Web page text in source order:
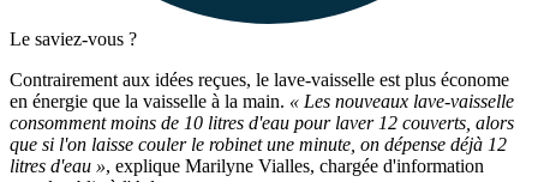
Le saviez-vous ?
Contrairement aux idées reçues, le lave-vaisselle est plus économe
en énergie que la vaisselle à la main. « Les nouveaux lave-vaisselle
consomment moins de 10 litres d'eau pour laver 12 couverts, alors
que si l'on laisse couler le robinet une minute, on dépense déjà 12
litres d'eau », explique Marilyne Vialles, chargée d'information